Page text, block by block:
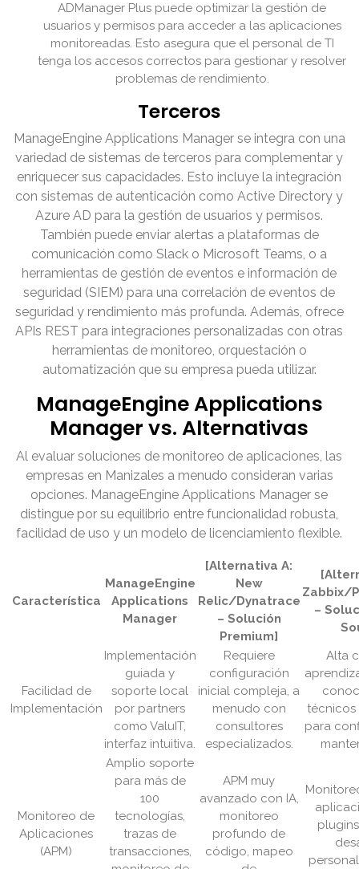
ADManager Plus puede optimizar la gestión de
usuarios y permisos para acceder a las aplicaciones
monitoreadas. Esto asegura que el personal de TI
tenga los accesos correctos para gestionar y resolver
problemas de rendimiento.
Terceros
ManageEngine Applications Manager se integra con una
variedad de sistemas de terceros para complementar y
enriquecer sus capacidades. Esto incluye la integración
con sistemas de autenticación como Active Directory y
Azure AD para la gestión de usuarios y permisos.
También puede enviar alertas a plataformas de
comunicación como Slack o Microsoft Teams, o a
herramientas de gestión de eventos e información de
seguridad (SIEM) para una correlación de eventos de
seguridad y rendimiento más profunda. Además, ofrece
APIs REST para integraciones personalizadas con otras
herramientas de monitoreo, orquestación o
automatización que su empresa pueda utilizar.
ManageEngine Applications
Manager vs. Alternativas
Al evaluar soluciones de monitoreo de aplicaciones, las
empresas en Manizales a menudo consideran varias
opciones. ManageEngine Applications Manager se
distingue por su equilibrio entre funcionalidad robusta,
facilidad de uso y un modelo de licenciamiento flexible.
Característica
ManageEngine
Applications
Manager
[Alternativa A:
New
Relic/Dynatrace
– Solución
Premium]
Zabbix/
–
Facilidad de
Implementación
Implementación
guiada y
soporte local
por partners
como ValuIT,
interfaz intuitiva.
Requiere
configuración
inicial compleja, a
menudo con
consultores
especializados.
Alta
técnicos
para
Monitoreo de
Aplicaciones
(APM)
Amplio soporte
para más de
100
tecnologías,
trazas de
transacciones,
APM muy
avanzado con IA,
monitoreo
profundo de
código, mapeo